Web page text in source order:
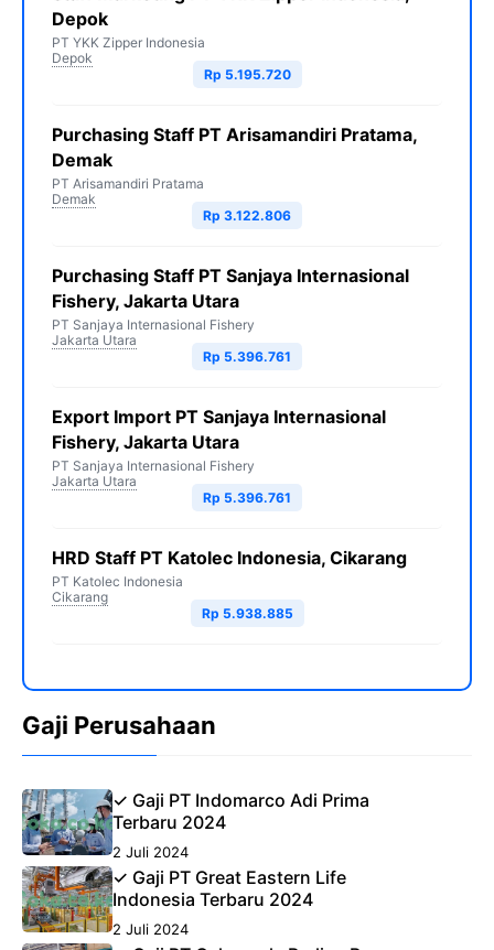
Depok
PT YKK Zipper Indonesia
Depok
Rp 5.195.720
Purchasing Staff PT Arisamandiri Pratama,
Demak
PT Arisamandiri Pratama
Demak
Rp 3.122.806
Purchasing Staff PT Sanjaya Internasional
Fishery, Jakarta Utara
PT Sanjaya Internasional Fishery
Jakarta Utara
Rp 5.396.761
Export Import PT Sanjaya Internasional
Fishery, Jakarta Utara
PT Sanjaya Internasional Fishery
Jakarta Utara
Rp 5.396.761
HRD Staff PT Katolec Indonesia, Cikarang
PT Katolec Indonesia
Cikarang
Rp 5.938.885
Gaji Perusahaan
✓ Gaji PT Indomarco Adi Prima
Terbaru 2024
2 Juli 2024
✓ Gaji PT Great Eastern Life
Indonesia Terbaru 2024
2 Juli 2024